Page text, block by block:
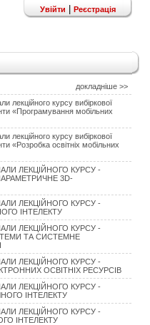
Увійти Реєстрація
докладніше >>
лекційного курсу вибіркової
«Програмування мобільних
лекційного курсу вибіркової
«Розробка освітніх мобільних
ЛЕКЦІЙНОГО КУРСУ -
3D-
ЛЕКЦІЙНОГО КУРСУ -
ІНТЕЛЕКТУ
ЛЕКЦІЙНОГО КУРСУ -
ТА СИСТЕМНЕ
ЛЕКЦІЙНОГО КУРСУ -
ОСВІТНІХ РЕСУРСІВ
ЛЕКЦІЙНОГО КУРСУ -
ІНТЕЛЕКТУ
ЛЕКЦІЙНОГО КУРСУ -
ІНТЕЛЕКТУ